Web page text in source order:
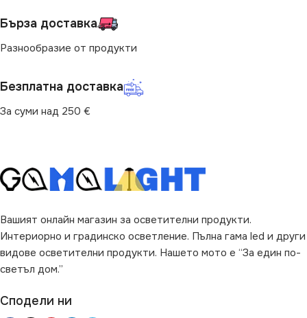
Бърза доставка
Разнообразие от продукти
Безплатна доставка
За суми над 250 €
Вашият онлайн магазин за осветителни продукти.
Интериорно и градинско осветление. Пълна гама led и други
видове осветителни продукти. Нашето мото е “За един по-
светъл дом.”
Сподели ни